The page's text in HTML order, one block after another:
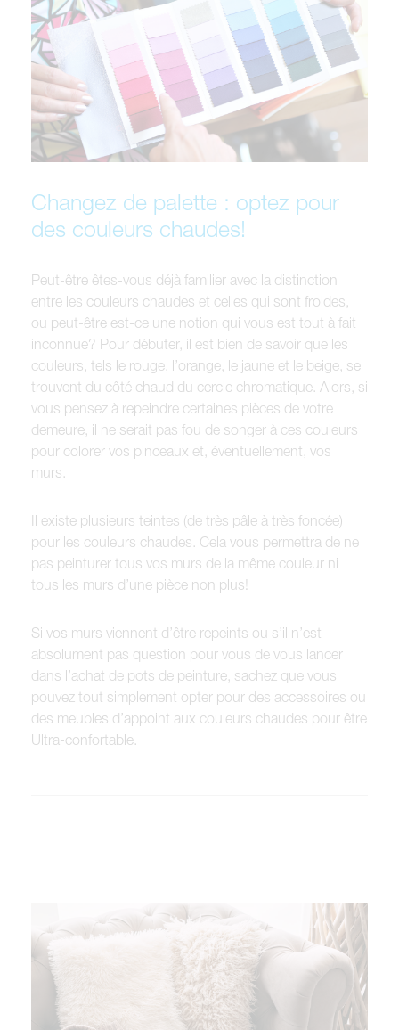
Changez de palette : optez pour
des couleurs chaudes!
Peut-être êtes-vous déjà familier avec la distinction
entre les couleurs chaudes et celles qui sont froides,
ou peut-être est-ce une notion qui vous est tout à fait
inconnue? Pour débuter, il est bien de savoir que les
couleurs, tels le rouge, l’orange, le jaune et le beige, se
trouvent du côté chaud du cercle chromatique. Alors, si
vous pensez à repeindre certaines pièces de votre
demeure, il ne serait pas fou de songer à ces couleurs
pour colorer vos pinceaux et, éventuellement, vos
murs.
Il existe plusieurs teintes (de très pâle à très foncée)
pour les couleurs chaudes. Cela vous permettra de ne
pas peinturer tous vos murs de la même couleur ni
tous les murs d’une pièce non plus!
Si vos murs viennent d’être repeints ou s’il n’est
absolument pas question pour vous de vous lancer
dans l’achat de pots de peinture, sachez que vous
pouvez tout simplement opter pour des accessoires ou
des meubles d’appoint aux couleurs chaudes pour être
Ultra-confortable.